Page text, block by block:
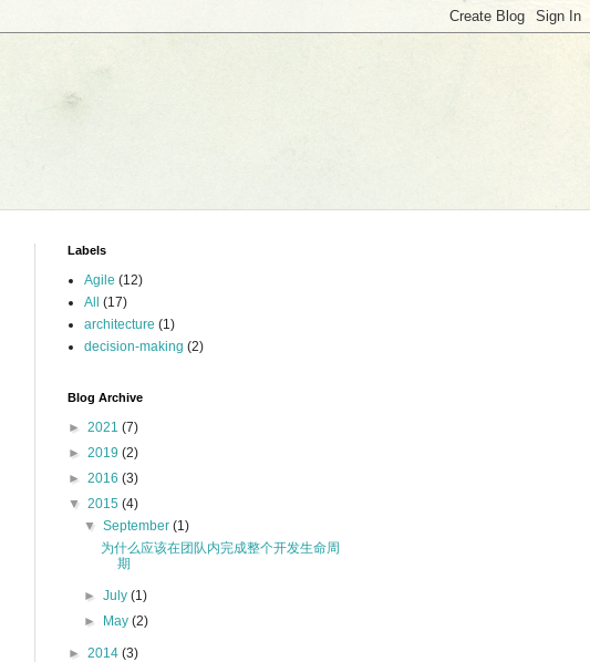
Labels
Agile (12)
All
(17)
architecture (1)
decision-making (2)
Blog Archive
► 2021 (7)
► 2019 (2)
► 2016 (3)
▼ 2015 (4)
▼September(1)
为什么应该在团队内完成整个开发生命周
期
►July(1)
►
May(2)
► 2014 (3)